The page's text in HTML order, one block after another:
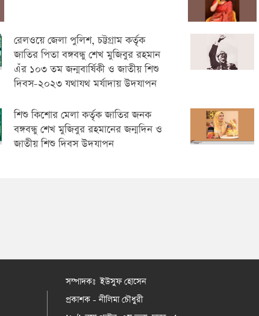
রেলওয়ে জেলা পুলিশ, চট্টগ্রাম কর্তৃক
জাতির পিতা বঙ্গবন্ধু শেখ মুজিবুর রহমান
এঁর ১০৩ তম জন্মবার্ষিকী ও জাতীয় শিশু
দিবস-২০২৩ যথাযথ মর্যাদায় উদযাপন
শিশু কিশোর মেলা কর্তৃক জাতির জনক
বঙ্গবন্ধু শেখ মুজিবুর রহমানের জন্মদিন ও
জাতীয় শিশু দিবস উদযাপন
সম্পাদকঃ ইউসুফ হোসেন
প্রকাশক - নীলিমা চৌধুরী